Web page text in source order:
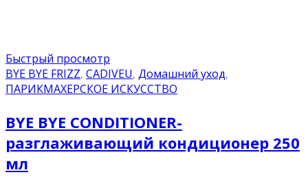
Быстрый просмотр
BYE BYE FRIZZ, CADIVEU, Домашний уход,
ПАРИКМАХЕРСКОЕ ИСКУССТВО
BYE BYE CONDITIONER-
разглаживающий кондиционер 250
мл